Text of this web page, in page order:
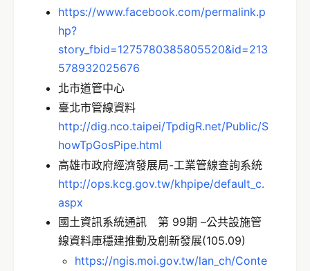
https://www.facebook.com/permalink.p
hp?
story_fbid=1275780385805520&id=213
578932025676
北市道管中心
臺北市管線資料
http://dig.nco.taipei/TpdigR.net/Public/S
howTpGosPipe.html
高雄市政府經濟發展局-工業管線查詢系統
http://ops.kcg.gov.tw/khpipe/default_c.
aspx
國土資訊系統通訊 第 99期 –公共設施管
線資料庫穩建推動及創新發展(105.09)
https://ngis.moi.gov.tw/lan_ch/Conte